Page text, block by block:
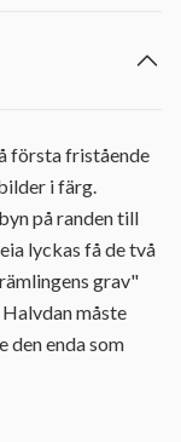
första fristående
i färg.
på randen till
lyckas få de två
grav"
måste
den enda som